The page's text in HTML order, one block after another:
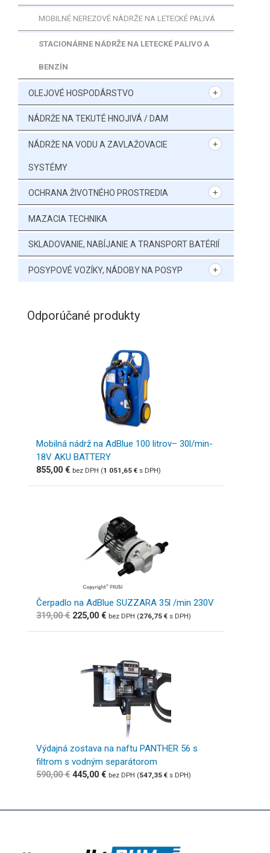
MOBILNÉ NEREZOVÉ NÁDRŽE NA LETECKÉ PALIVÁ
STACIONÁRNE NÁDRŽE NA LETECKÉ PALIVO A
BENZÍN
OLEJOVÉ HOSPODÁRSTVO
NÁDRŽE NA TEKUTÉ HNOJIVÁ / DAM
NÁDRŽE NA VODU A ZAVLAŽOVACIE
SYSTÉMY
OCHRANA ŽIVOTNÉHO PROSTREDIA
MAZACIA TECHNIKA
SKLADOVANIE, NABÍJANIE A TRANSPORT BATÉRIÍ
POSYPOVÉ VOZÍKY, NÁDOBY NA POSYP
Odporúčané produkty
Mobilná nádrž na AdBlue 100 litrov– 30l/min-
18V AKU BATTERY
855,00 € bez DPH (1 051,65 € s DPH)
Čerpadlo na AdBlue SUZZARA 35l /min 230V
319,00€ 225,00 € bez DPH (276,75 € s DPH)
Výdajná zostava na naftu PANTHER 56 s
filtrom s vodným separátorom
590,00€ 445,00 € bez DPH (547,35 € s DPH)